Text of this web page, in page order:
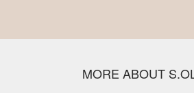
MORE ABOUT